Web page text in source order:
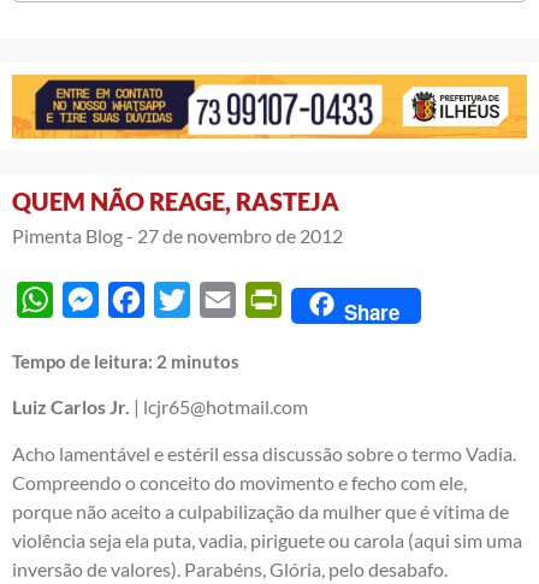
QUEM NÃO REAGE, RASTEJA
Pimenta Blog - 27 de novembro de 2012
WhatsAppMessengerFacebook
Twitter Email PrintFriendly
Share
Tempo de leitura: 2 minutos
Luiz Carlos Jr. | lcjr65@hotmail.com
Acho lamentável e estéril essa discussão sobre o termo Vadia.
Compreendo o conceito do movimento e fecho com ele,
porque não aceito a culpabilização da mulher que é vítima de
violência seja ela puta, vadia, piriguete ou carola (aqui sim uma
inversão de valores). Parabéns, Glória , pelo desabafo.